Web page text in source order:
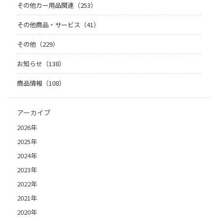
その他カー用品関連（253）
その他商品・サービス（41）
その他（229）
お知らせ（138）
商品情報（108）
アーカイブ
2026年
2025年
2024年
2023年
2022年
2021年
2020年